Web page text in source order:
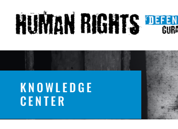
KNOWLEDGE
CENTER